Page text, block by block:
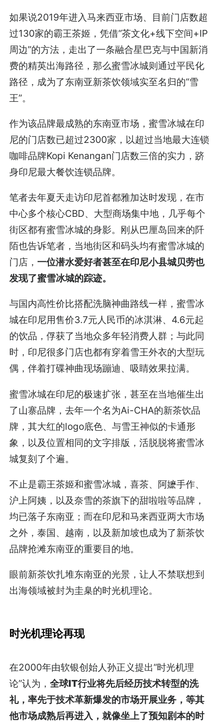
如果说2019年进入马来西亚市场、目前门店数超
过130家的霸王茶姬，凭借“茶文化+线下空间+IP
周边”的方法，走出了一条融合星巴克与中国新消
费的精英出海路径，那么蜜雪冰城则通过平民化
路径，成为了东南亚新茶饮领域实至名归的“雪
王”。
作为该品牌最成熟的东南亚市场，蜜雪冰城在印
尼的门店数已超过2300家，以超过当地最大连锁
咖啡品牌Kopi Kenangan门店数三倍的实力，跻
身印尼最大餐饮连锁品牌。
笔者去年夏天走访印尼首都雅加达时发现，在市
中心多个核心CBD、大型商场集中地，几乎每个
街区都有蜜雪冰城的身影。刚从巴厘岛回来的阡
陌也告诉笔者，当地街区和码头均有蜜雪冰城的
门店，一位潜水爱好者甚至在印尼小县城贝劳也
发现了蜜雪冰城的踪迹。
与国内高性价比搭配洗脑神曲路线一样，蜜雪冰
城在印尼用售价3.7元人民币的冰淇淋、4.6元起
的饮品，俘获了当地众多年轻消费人群；与此同
时，印尼很多门店也都有穿着雪王外衣的大型玩
偶，伴着打碟神曲现场蹦迪、吸睛效果拉满。
蜜雪冰城在印尼的极速扩张，甚至在当地催生出
了山寨品牌，去年一个名为Ai-CHA的新茶饮品
牌，其大红的logo底色、与雪王神似的卡通形
象，以及位置相同的文字排版，活脱脱将蜜雪冰
城复刻了个遍。
不止是霸王茶姬和蜜雪冰城，喜茶、阿嬷手作、
沪上阿姨，以及奈雪的茶旗下的甜啦啦等品牌，
均已落子东南亚；而在印尼和马来西亚两大市场
之外，泰国、越南，以及新加坡也成为了新茶饮
品牌抢滩东南亚的重要目的地。
眼前新茶饮扎堆东南亚的光景，让人不禁联想到
出海领域被封为圭臬的时光机理论。
时光机理论再现
在2000年由软银创始人孙正义提出“时光机理
论”认为，全球IT行业将先后经历技术转型的洗
礼，率先于技术革新爆发的市场开展业务，等其
他市场成熟后再进入，就像坐上了预知剧本的时